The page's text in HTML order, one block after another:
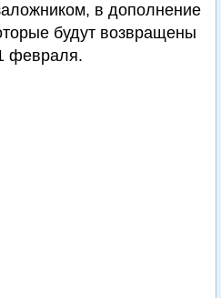
в дополнение
будут возвращены
февраля.